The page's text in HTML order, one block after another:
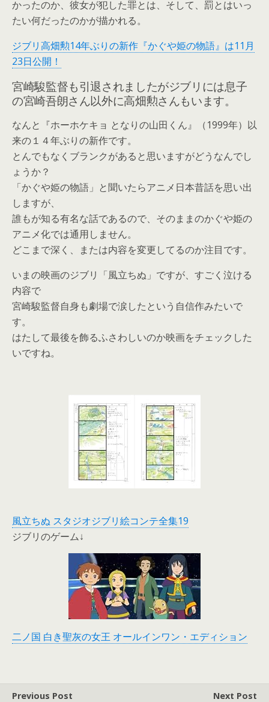
かったのか、彼女が犯した罪とは、そして、罰とはいっ
たい何だったのかが描かれる。
ジブリ高畑勲14年ぶりの新作『かぐや姫の物語』は11月
23日公開！
宮崎駿監督も引退されましたがジブリには息子
の宮崎吾朗さん以外に高畑勲さんもいます。
なんと『ホーホケキョ となりの山田くん』（1999年）以
来の１４年ぶりの新作です。
とんでもなくブランクがあると思いますがどうなんでし
ょうか？
「かぐや姫の物語」と聞いたらアニメ日本昔話を思い出
しますが、
誰もが知る有名な話であるので、そのままのかぐや姫の
アニメ化では通用しません。
どこまで深く、または内容を変更してるのか注目です。
いまの映画のジブリ「風立ちぬ」ですが、すごく泣ける
内容で
宮崎駿監督自身も劇場で涙したという自信作みたいで
す。
はたして最後を飾るふさわしいのか映画をチェックした
いですね。
風立ちぬ スタジオジブリ絵コンテ全集19
ジブリのゲーム↓
二ノ国 白き聖灰の女王 オールインワン・エディション
Previous Post
Next Post